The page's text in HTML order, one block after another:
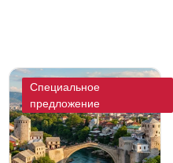
Специальное
предложение